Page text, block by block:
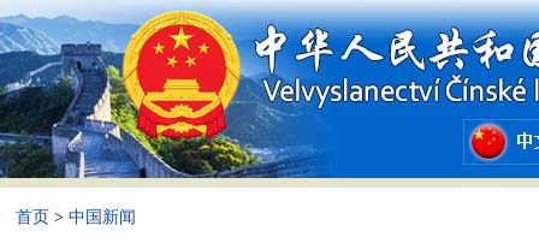
首页 > 中国新闻